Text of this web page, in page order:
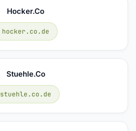
Hocker.co
hocker.co.de
Stuehle.co
stuehle.co.de